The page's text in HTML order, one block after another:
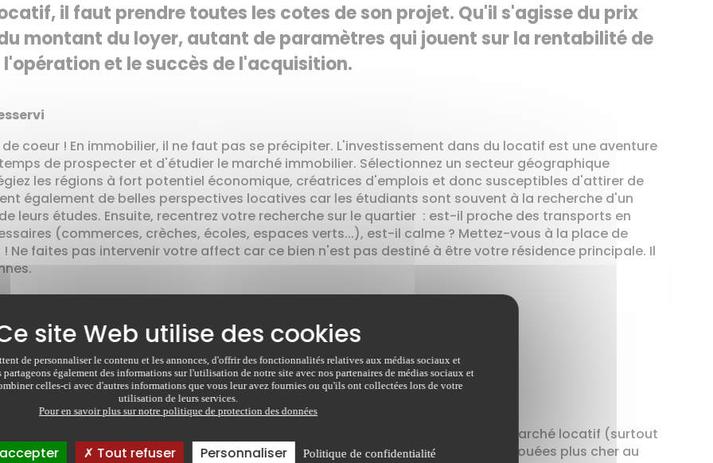
il faut prendre toutes les cotes de son projet. Qu'il s'agisse du prix
montant du loyer, autant de paramètres qui jouent sur la rentabilité de
l'opération et le succès de l'acquisition.
coeur ! En immobilier, il ne faut pas se précipiter. L'investissement dans du locatif est une aventure
de prospecter et d'étudier le marché immobilier. Sélectionnez un secteur géographique
les régions à fort potentiel économique, créatrices d'emplois et donc susceptibles d'attirer de
également de belles perspectives locatives car les étudiants sont souvent à la recherche d'un
leurs études. Ensuite, recentrez votre recherche sur le quartier : est-il proche des transports en
(commerces, crèches, écoles, espaces verts...), est-il calme ? Mettez-vous à la place de
faites pas intervenir votre affect car ce bien n'est pas destiné à être votre résidence principale. Il
location", la proximité de votre achat est essentielle pour 3 raisons :
en cas de problème,
lieux d'entrée et de sortie.
et moyennes superficies (studio, 2/3 pièces) qui composent l'essentiel du marché locatif (surtout
souvent du mal pour trouver un toit). Les petites surfaces sont généralement louées plus cher au
de personnaliser le contenu et les annonces, d'offrir des fonctionnalités relatives aux médias sociaux et
également des informations sur l'utilisation de notre site avec nos partenaires de médias sociaux et
celles-ci avec d'autres informations que vous leur avez fournies ou qu'ils ont collectées lors de votre
utilisation de leurs services.
Pour en savoir plus sur notre politique de protection des données
Tout refuser Personnaliser Politique de confidentialité